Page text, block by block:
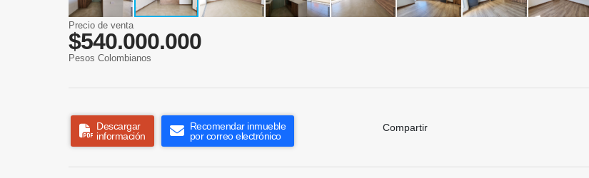
Precio de venta
$540.000.000
Pesos Colombianos
Descargar
información
Recomendar inmueble
por correo electrónico
Compartir